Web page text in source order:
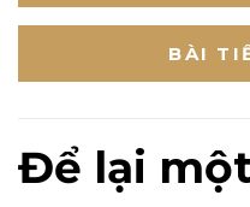
hướng
bài
viết
BÀI
Để lại